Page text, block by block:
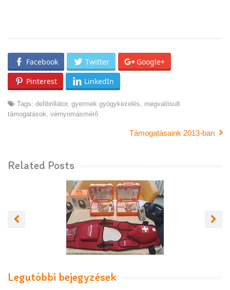
Facebook Twitter Google+
Pinterest LinkedIn
Tags: defibrillátor, gyermek gyógykezelés
megvalósult
támogatások vérnyomásmérő
Támogatásaink 2013-ban
Related Posts
TÁMOGATÁS
SZENTENDRE
ISKOLA-
EGÉSZSÉGÜGYI
SZOLGÁLATA
RÉSZÉRE
Legutóbbi bejegyzések